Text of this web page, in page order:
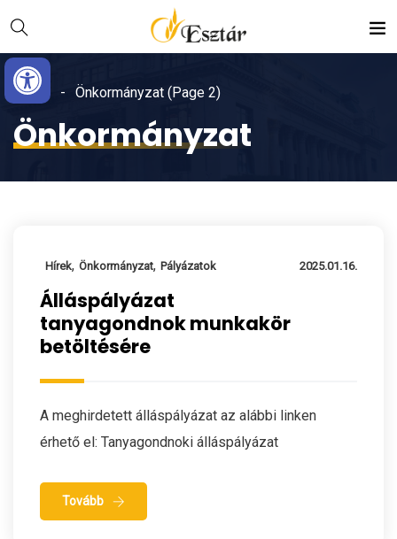
Eszköztár megnyitása
Content
navigációhoz
Home
Önkormányzat (Page 2)
Önkormányzat
Hírek, Önkormányzat, Pályázatok 2025.01.16.
Álláspályázat
tanyagondnok munkakör
betöltésére
A meghirdetett álláspályázat az alábbi linken
érhető el: Tanyagondnoki álláspályázat
Tovább